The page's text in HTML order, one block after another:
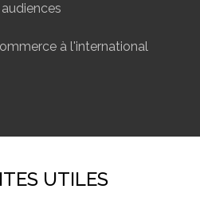
à l'international
UTILES